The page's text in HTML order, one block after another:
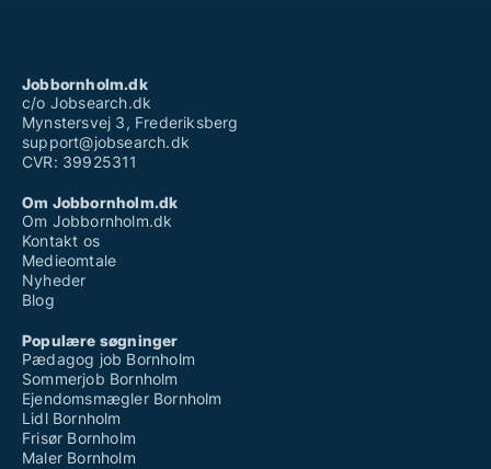
Jobbornholm.dk
c/o Jobsearch.dk
Mynstersvej 3, Frederiksberg
support@jobsearch.dk
CVR: 39925311
Om Jobbornholm.dk
Om Jobbornholm.dk
Kontakt os
Medieomtale
Nyheder
Blog
Populære søgninger
Pædagog job Bornholm
Sommerjob Bornholm
Ejendomsmægler Bornholm
Lidl Bornholm
Frisør Bornholm
Maler Bornholm